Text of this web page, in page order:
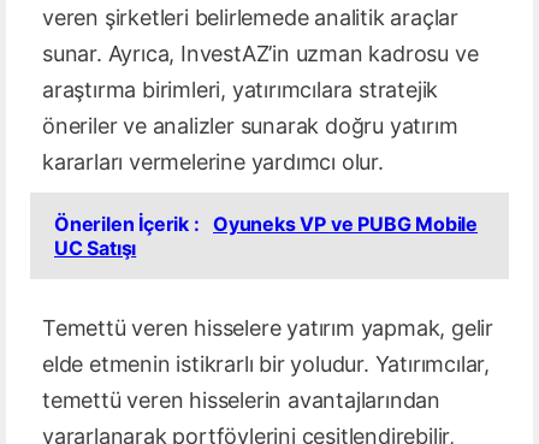
veren şirketleri belirlemede analitik araçlar
sunar. Ayrıca, InvestAZ’in uzman kadrosu ve
araştırma birimleri, yatırımcılara stratejik
öneriler ve analizler sunarak doğru yatırım
kararları vermelerine yardımcı olur.
Önerilen İçerik :
Oyuneks VP ve PUBG Mobile
UC Satışı
Temettü veren hisselere yatırım yapmak, gelir
elde etmenin istikrarlı bir yoludur. Yatırımcılar,
temettü veren hisselerin avantajlarından
yararlanarak portföylerini çeşitlendirebilir,